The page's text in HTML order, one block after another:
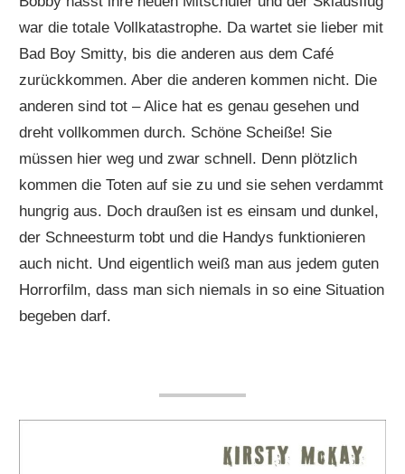
war die totale Vollkatastrophe. Da wartet sie lieber mit
Bad Boy Smitty, bis die anderen aus dem Café
zurückkommen. Aber die anderen kommen nicht. Die
anderen sind tot – Alice hat es genau gesehen und
dreht vollkommen durch. Schöne Scheiße! Sie
müssen hier weg und zwar schnell. Denn plötzlich
kommen die Toten auf sie zu und sie sehen verdammt
hungrig aus. Doch draußen ist es einsam und dunkel,
der Schneesturm tobt und die Handys funktionieren
auch nicht. Und eigentlich weiß man aus jedem guten
Horrorfilm, dass man sich niemals in so eine Situation
begeben darf.